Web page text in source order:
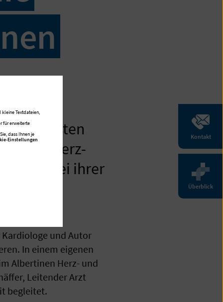
Kontakt
Überblick
Dr. Karsten
Herz-
bei ihrer
Kardiologe und Autor
In einem eigenen
Albertinen Herz- und
Leitender Arzt
begleitet.
Textdateien,
für erweiterte
dass Ihnen je
Einstellungen